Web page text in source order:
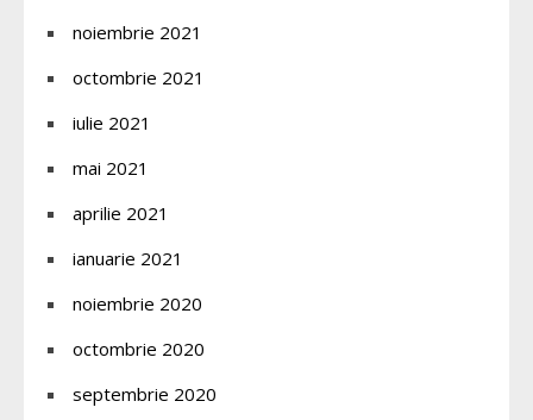
noiembrie 2021
octombrie 2021
iulie 2021
mai 2021
aprilie 2021
ianuarie 2021
noiembrie 2020
octombrie 2020
septembrie 2020